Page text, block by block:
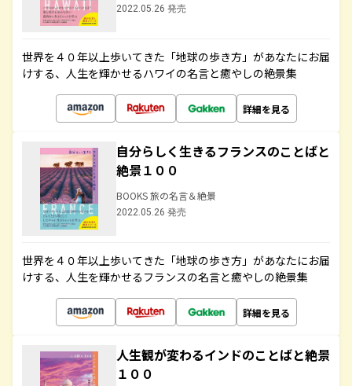
2022.05.26 発売
世界を４０年以上歩いてきた「地球の歩き方」があなたにお届
けする、人生を輝かせるハワイの名言と癒やしの絶景集
詳細を見る
自分らしく生きるフランスのことばと
絶景１００
BOOKS 旅の名言＆絶景
2022.05.26 発売
世界を４０年以上歩いてきた「地球の歩き方」があなたにお届
けする、人生を輝かせるフランスの名言と癒やしの絶景集
詳細を見る
人生観が変わるインドのことばと絶景
１００